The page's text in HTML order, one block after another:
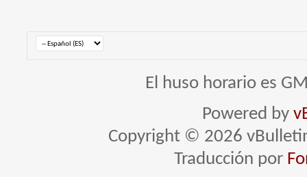
El huso horario es
Powered by
Copyright © 2026
Traducción por